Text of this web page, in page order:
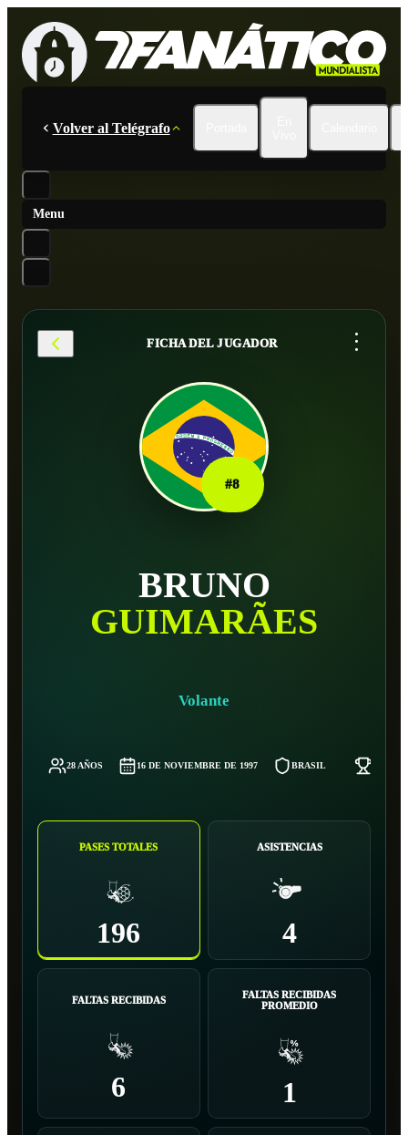
Volver al Telégrafo
Menu
FICHA DEL JUGADOR ...
#8
BRUNO
GUIMARÃES
Volante
28 AÑOS 16 DE NOVIEMBRE DE 1997 BRASIL
PASES TOTALES
196
ASISTENCIAS
4
FALTAS RECIBIDAS
6
FALTAS RECIBIDAS
PROMEDIO
1